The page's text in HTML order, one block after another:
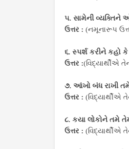
૫. સામેની
ઉત્તર : (નમૂનારૂપ
૬. સ્પર્શ કરીને કહો કે
ઉત્તર :(વિદ્યાર્થીએ
૭. આંખો બંધ રાખી
ઉત્તર :
૮. કયા લોકોને તમે
ઉત્તર :